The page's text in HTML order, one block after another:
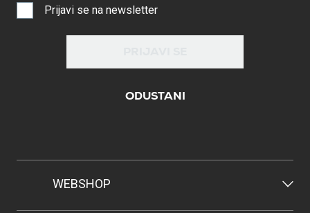
Prijavi se na newsletter
ODUSTANI
WEBSHOP